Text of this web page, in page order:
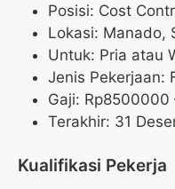
Posisi: Cost
Lokasi: Manado,
Untuk: Pria atau
Jenis Pekerjaan:
Gaji: Rp8500000
Terakhir: 31
Kualifikasi Pekerja